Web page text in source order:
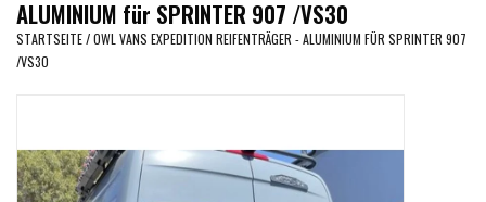
Ergebnis
auszuwählen.
um
zum
VW T6
VW CRAFTER / MAN TGE
ALUMINIUM für SPRINTER 907 /VS30
STARTSEITE/OWL VANS EXPEDITION REIFENTRÄGER - ALUMINIUM FÜR SPRINTER 907
/VS30